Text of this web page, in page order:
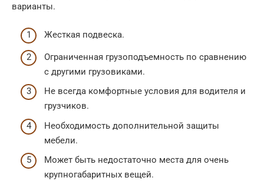
варианты.
Жесткая подвеска.
Ограниченная грузоподъемность по сравнению
с другими грузовиками.
Не всегда комфортные условия для водителя и
грузчиков.
Необходимость дополнительной защиты
мебели.
Может быть недостаточно места для очень
крупногабаритных вещей.